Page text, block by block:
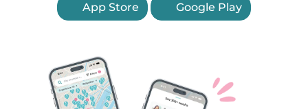
App Store Google Play